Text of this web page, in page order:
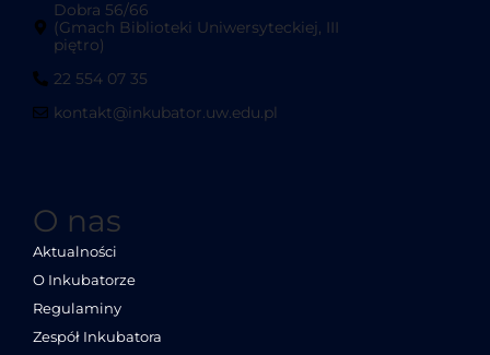
Dobra 56/66
(Gmach Biblioteki Uniwersyteckiej, III
piętro)
22 554 07 35
kontakt@inkubator.uw.edu.pl
O nas
Aktualności
O Inkubatorze
Regulaminy
Zespół Inkubatora